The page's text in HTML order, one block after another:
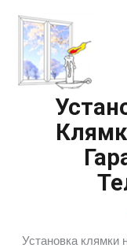
Установка клямки